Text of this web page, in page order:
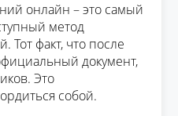
онлайн – это самый
метод
Тот факт, что после
документ,
Это
собой.